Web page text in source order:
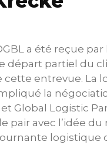
a été reçue
départ partiel du
cette entrevue. La
la
Global Logistic
pair avec l’idée
logistique